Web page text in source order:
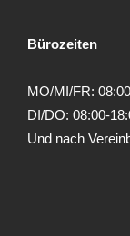
Bürozeiten
MO/MI/FR:
DI/DO: 08:00-
Und nach